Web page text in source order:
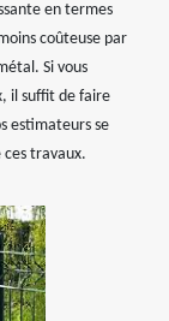
en termes
coûteuse par
Si vous
il suffit de faire
estimateurs se
travaux.